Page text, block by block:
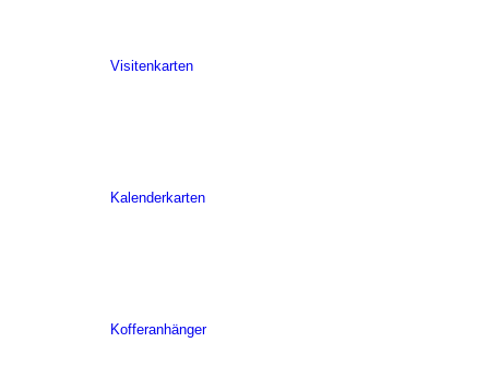
Visitenkarten
Kalenderkarten
Kofferanhänger